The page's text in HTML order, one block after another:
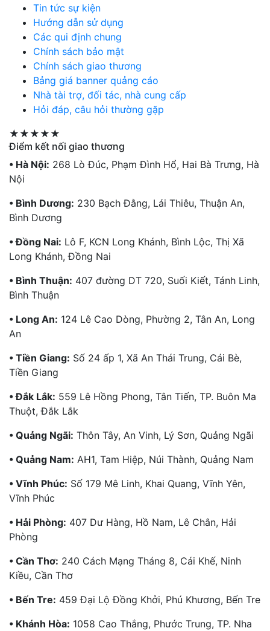
Tin tức sự kiện
Hướng dẫn sử dụng
Các qui định chung
Chính sách bảo mật
Chính sách giao thương
Bảng giá banner quảng cáo
Nhà tài trợ, đối tác, nhà cung cấp
Hỏi đáp, câu hỏi thường gặp
★★★★★
Điểm kết nối giao thương
• Hà Nội: 268 Lò Đúc, Phạm Đình Hổ, Hai Bà Trưng, Hà
Nội
• Bình Dương: 230 Bạch Đằng, Lái Thiêu, Thuận An,
Bình Dương
• Đồng Nai: Lô F, KCN Long Khánh, Bình Lộc, Thị Xã
Long Khánh, Đồng Nai
• Bình Thuận: 407 đường DT 720, Suối Kiết, Tánh Linh,
Bình Thuận
• Long An: 124 Lê Cao Dòng, Phường 2, Tân An, Long
An
• Tiền Giang: Số 24 ấp 1, Xã An Thái Trung, Cái Bè,
Tiền Giang
• Đắk Lắk: 559 Lê Hồng Phong, Tân Tiến, TP. Buôn Ma
Thuột, Đắk Lắk
• Quảng Ngãi: Thôn Tây, An Vinh, Lý Sơn, Quảng Ngãi
• Quảng Nam: AH1, Tam Hiệp, Núi Thành, Quảng Nam
• Vĩnh Phúc: Số 179 Mê Linh, Khai Quang, Vĩnh Yên,
Vĩnh Phúc
• Hải Phòng: 407 Dư Hàng, Hồ Nam, Lê Chân, Hải
Phòng
• Cần Thơ: 240 Cách Mạng Tháng 8, Cái Khế, Ninh
Kiều, Cần Thơ
• Bến Tre: 459 Đại Lộ Đồng Khởi, Phú Khương, Bến Tre
• Khánh Hòa: 1058 Cao Thắng, Phước Trung, TP. Nha